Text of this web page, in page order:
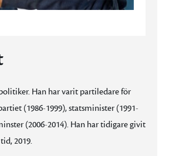
Han har varit partiledare för
(1986-1999), statsminister (1991-
(2006-2014). Han har tidigare givit
tid, 2019.